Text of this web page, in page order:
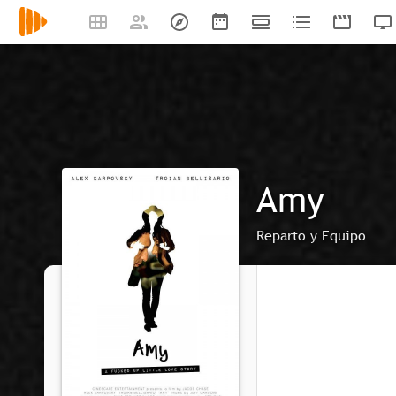
Amy
Reparto y Equipo